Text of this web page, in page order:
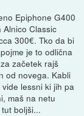
Epiphone G400
Classic
300€. Tko da bi
je to odlična
začetek rajš
od novega. Kabli
lessni ki jih pa
maš na netu
boljši...